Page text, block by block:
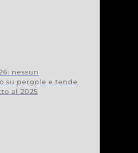
nessun
su pergole e tende
al 2025